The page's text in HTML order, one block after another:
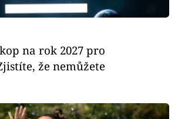
na rok 2027 pro
že nemůžete